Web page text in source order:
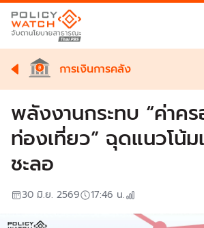
การเงินการคลัง
พลังงานกระทบ “ค่าค
ท่องเที่ยว” ฉุดแนวโน้
ชะลอ
30 มิ.ย. 2569 17:46 น.